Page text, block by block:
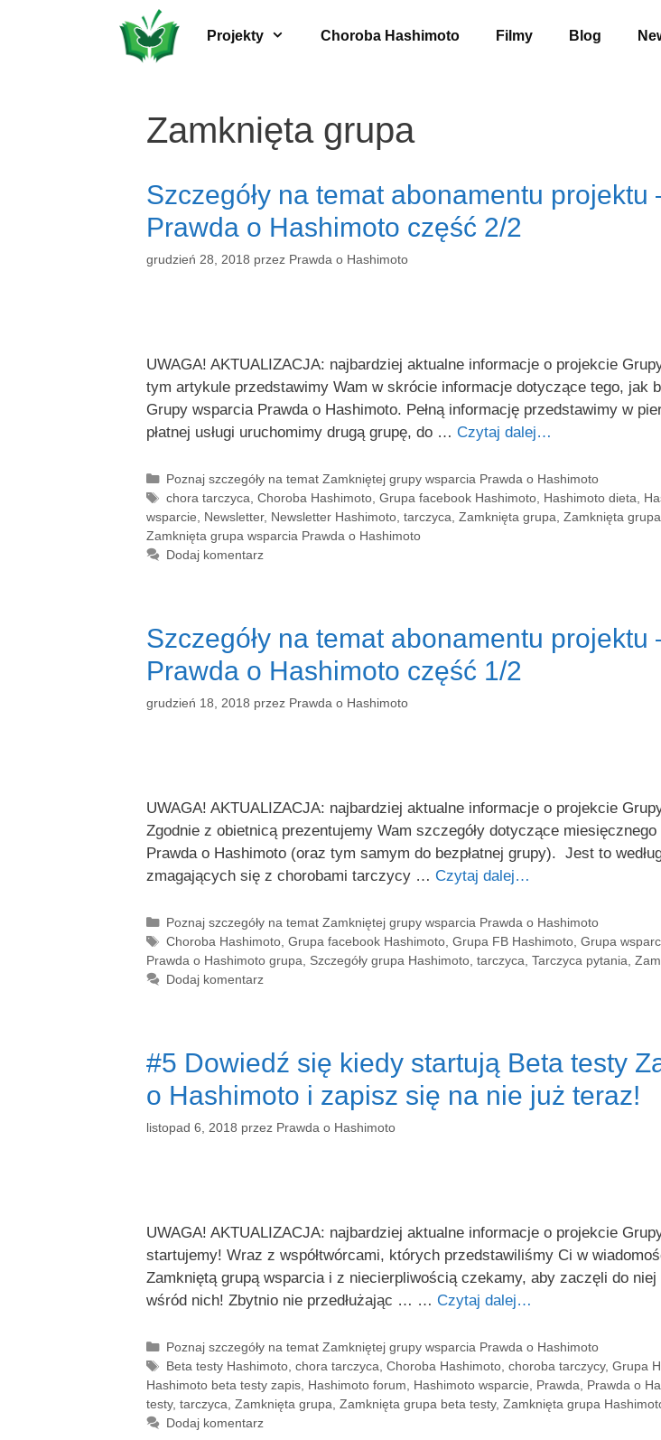
Projekty Choroba Hashimoto Filmy Blog
Zamknięta grupa
Szczegóły na temat abonamentu
Prawda o Hashimoto część 2/2
grudzień 28, 2018 przez Prawda o Hashimoto
UWAGA! AKTUALIZACJA: najbardziej aktualne informacje o projekcie
tym artykule przedstawimy Wam w skrócie informacje dotyczące tego, jak
Grupy wsparcia Prawda o Hashimoto. Pełną informację przedstawimy w
płatnej usługi uruchomimy drugą grupę, do … Czytaj dalej…
Kategorie
Poznaj szczegóły na temat Zamkniętej grupy wsparcia Prawda o Hashimoto
Tagi
chora tarczyca Choroba Hashimoto, Grupa facebook Hashimoto, Hashimoto dieta
wsparcie
Newsletter, Newsletter Hashimoto tarczyca Zamknięta grupa Zamknięta
Zamknięta grupa wsparcia Prawda o Hashimoto
Dodaj komentarz
Szczegóły na temat abonamentu
Prawda o Hashimoto część 1/2
grudzień 18, 2018 przez Prawda o Hashimoto
UWAGA! AKTUALIZACJA: najbardziej aktualne informacje o projekcie
Zgodnie z obietnicą prezentujemy Wam szczegóły dotyczące
Prawda o Hashimoto (oraz tym samym do bezpłatnej grupy). Jest to
zmagających się z chorobami tarczycy … Czytaj dalej…
Kategorie
Poznaj szczegóły na temat Zamkniętej grupy wsparcia Prawda o Hashimoto
Tagi
Choroba Hashimoto, Grupa facebook Hashimoto, Grupa FB Hashimoto, Grupa
Prawda o Hashimoto grupa, Szczegóły grupa Hashimoto, tarczyca, Tarczyca pytania,
Dodaj komentarz
#5 Dowiedź się kiedy startują Beta testy
o Hashimoto i zapisz się na nie już teraz!
listopad 6, 2018 przez Prawda o Hashimoto
UWAGA! AKTUALIZACJA: najbardziej aktualne informacje o projekcie
startujemy! Wraz z współtwórcami, których przedstawiliśmy Ci w
Zamkniętą grupą wsparcia i z niecierpliwością czekamy, aby zaczęli do
wśród nich! Zbytnio nie przedłużając … … Czytaj dalej…
Kategorie
Poznaj szczegóły na temat Zamkniętej grupy wsparcia Prawda o Hashimoto
Tagi
Beta testy Hashimoto, chora tarczyca, Choroba Hashimoto, choroba tarczycy, Grupa
Hashimoto beta testy zapis, Hashimoto forum, Hashimoto wsparcie, Prawda, Prawda o
testy, tarczyca, Zamknięta grupa, Zamknięta grupa beta testy, Zamknięta grupa
Dodaj komentarz